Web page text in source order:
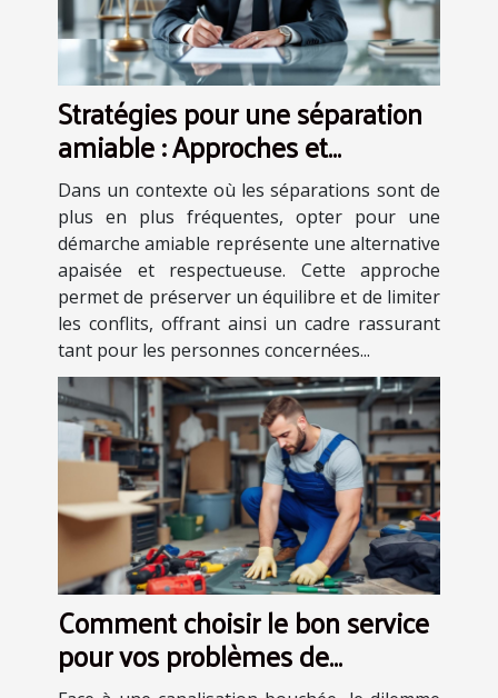
Stratégies pour une séparation
amiable : Approches et
avantages
Dans un contexte où les séparations sont de
plus en plus fréquentes, opter pour une
démarche amiable représente une alternative
apaisée et respectueuse. Cette approche
permet de préserver un équilibre et de limiter
les conflits, offrant ainsi un cadre rassurant
tant pour les personnes concernées...
Comment choisir le bon service
pour vos problèmes de